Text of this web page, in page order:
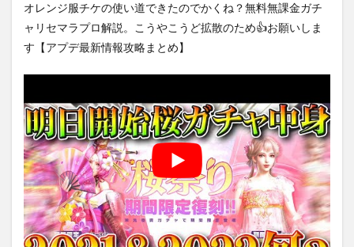
オレンジ服チケの使い道できたのでかくね？無料無課金ガチ
ャリセマラプロ解説。こうやこうど拡散のため👍お願いしま
す【アプデ最新情報攻略まとめ】